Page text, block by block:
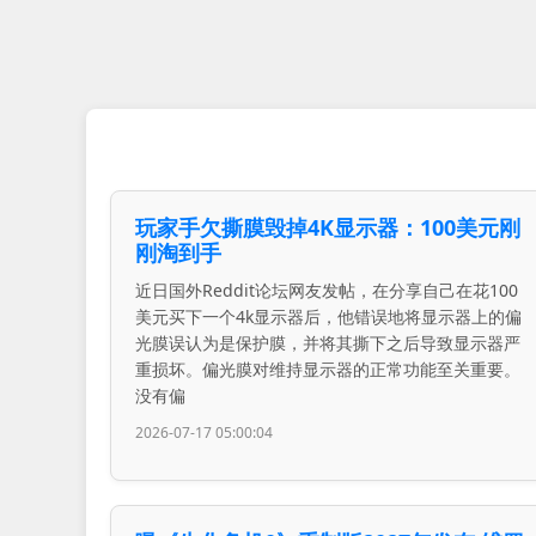
玩家手欠撕膜毁掉4K显示器：100美元刚
刚淘到手
近日国外Reddit论坛网友发帖，在分享自己在花100
美元买下一个4k显示器后，他错误地将显示器上的偏
光膜误认为是保护膜，并将其撕下之后导致显示器严
重损坏。偏光膜对维持显示器的正常功能至关重要。
没有偏
2026-07-17 05:00:04